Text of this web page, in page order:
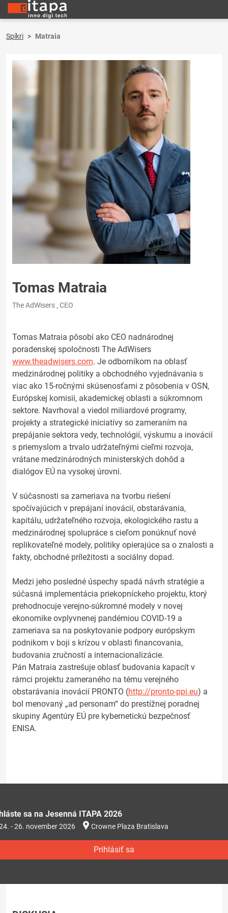
Spíkri Matraia
Tomas Matraia
The AdWisers , CEO
Tomas Matraia pôsobí ako CEO nadnárodnej
poradenskej spoločnosti The AdWisers
www.theadwisers.com. Je odborníkom na oblasť
medzinárodnej politiky a obchodného vyjednávania s
viac ako 15-ročnými skúsenosťami z pôsobenia v OSN,
Európskej komisii, akademickej oblasti a súkromnom
sektore. Navrhoval a viedol miliardové programy,
projekty a strategické iniciatívy so zameraním na
prepájanie sektora vedy, technológií, výskumu a inovácií
s priemyslom a trvalo udržateľnými cieľmi rozvoja,
vrátane medzinárodných ministerských dohôd a
dialógov EÚ na vysokej úrovni.
V súčasnosti sa zameriava na tvorbu riešení
spočívajúcich v prepájaní inovácií, obstarávania,
kapitálu, udržateľného rozvoja, ekologického rastu a
medzinárodnej spolupráce s cieľom ponúknuť nové
replikovateľné modely, politiky opierajúce sa o znalosti a
fakty, obchodné príležitosti a sociálny dopad.
Medzi jeho posledné úspechy spadá návrh stratégie a
súčasná implementácia priekopníckeho projektu, ktorý
prehodnocuje verejno-súkromné modely v novej
ekonomike ovplyvnenej pandémiou COVID-19 a
zameriava sa na poskytovanie podpory európskym
podnikom v boji s krízou v oblasti financovania,
budovania zručností a internacionalizácie.
Pán Matraia zastrešuje oblasť budovania kapacít v
rámci projektu zameraného na tému verejného
obstarávania inovácií PRONTO (http://pronto-ppi.eu) a
bol menovaný „ad personam“ do prestížnej poradnej
skupiny Agentúry EÚ pre kybernetickú bezpečnosť
ENISA.
sa na Jesenná ITAPA 2026
- 26. november 2026 Crowne Plaza Bratislava
Prihlásiť sa